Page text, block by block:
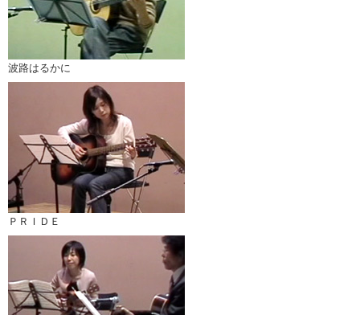
波路はるかに
ＰＲＩＤＥ